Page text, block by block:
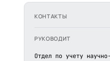
КОНТАКТЫ
РУКОВОДИТ
Отдел по учету